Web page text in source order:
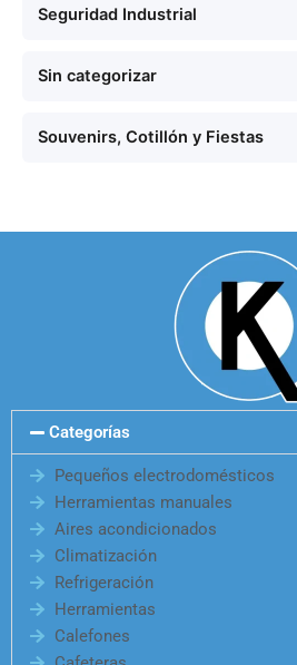
Seguridad Industrial
Sin categorizar
Souvenirs, Cotillón y Fiestas
Categorías
Pequeños electrodomésticos
Herramientas manuales
Aires acondicionados
Climatización
Refrigeración
Herramientas
Calefones